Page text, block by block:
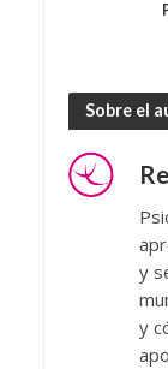
Sobre el
y
y